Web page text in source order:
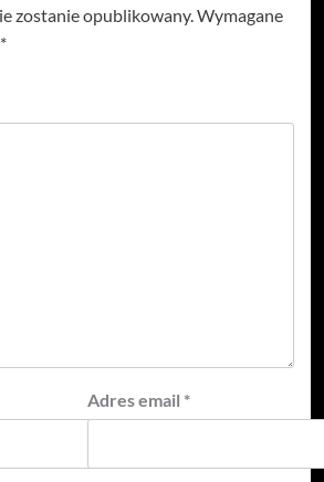
zostanie opublikowany. Wymagane
*
Adres email *